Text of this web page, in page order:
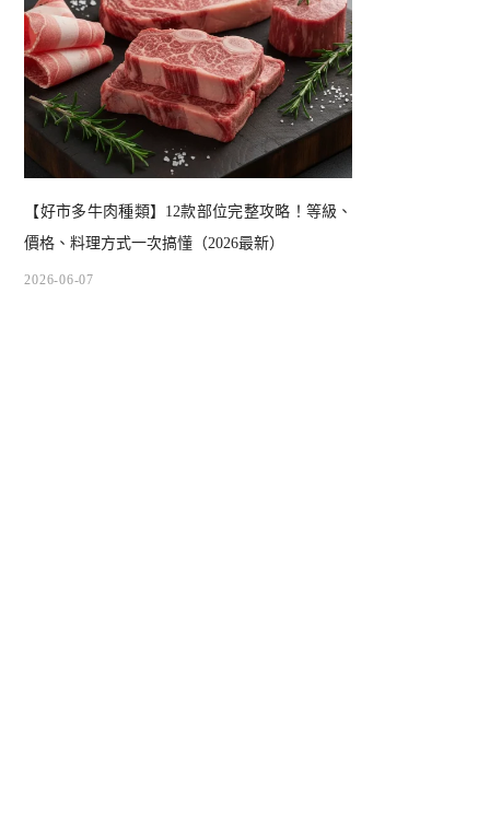
【好市多牛肉種類】12款部位完整攻略！等級、
價格、料理方式一次搞懂（2026最新）
2026-06-07